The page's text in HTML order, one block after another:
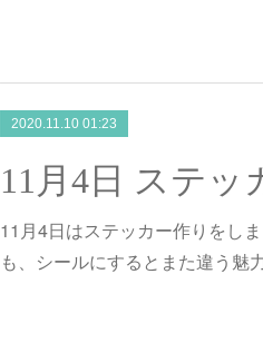
2020.11.10 01:23
11月4日 ステッ
11月4日はステッカー作りをし
も、シールにするとまた違う魅